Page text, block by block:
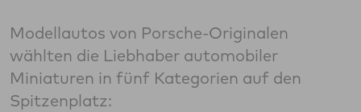
Modellautos von Porsche-Originalen
wählten die Liebhaber automobiler
Miniaturen in fünf Kategorien auf den
Spitzenplatz: